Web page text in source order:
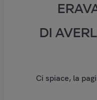
DI
Ci spiace, la